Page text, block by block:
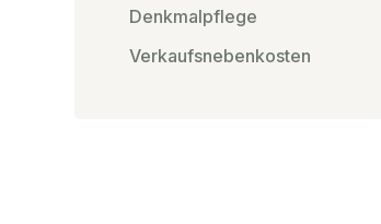
Denkmalpflege
Verkaufsnebenkosten